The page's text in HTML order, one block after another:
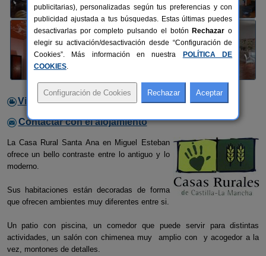
Video
Contactar con el alojamiento
La Casa Rural Santa Ana en Miguel Esteban
ofrece un bello contraste entre lo antiguo y lo
moderno.
Sus habitaciones están decoradas de forma
que ofrecen ambientes muy diferentes entre si.
Un patio con piscina, un comedor que puede servir para distintas
actividades, un salón con chimenea muy amplio con y acogedor a la
vez, montones de detalles.
publicitarias), personalizadas según tus preferencias y con
publicidad ajustada a tus búsquedas. Estas últimas puedes
desactivarlas por completo pulsando el botón Rechazar o
elegir su activación/desactivación desde “Configuración de
Cookies”. Más información en nuestra
POLÍTICA DE
COOKIES.